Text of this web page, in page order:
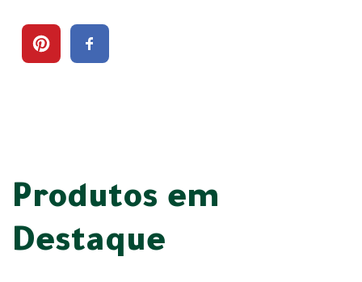
Produtos em
Destaque